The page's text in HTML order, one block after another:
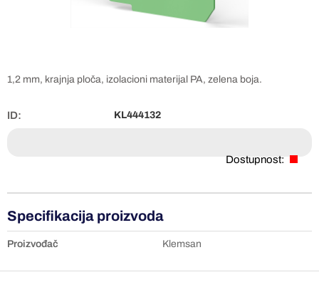
1,2 mm, krajnja ploča, izolacioni materijal PA, zelena boja.
ID: KL444132
Dostupnost:
Specifikacija proizvoda
Proizvođač Klemsan